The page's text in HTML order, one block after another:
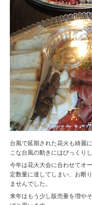
台風で延期された花火も綺麗
こな台風の動きにはびっくり
今年は花火大会に合わせてオ
定数量に達してしまい、お断
ませんでした。
来年はもう少し販売量を増や